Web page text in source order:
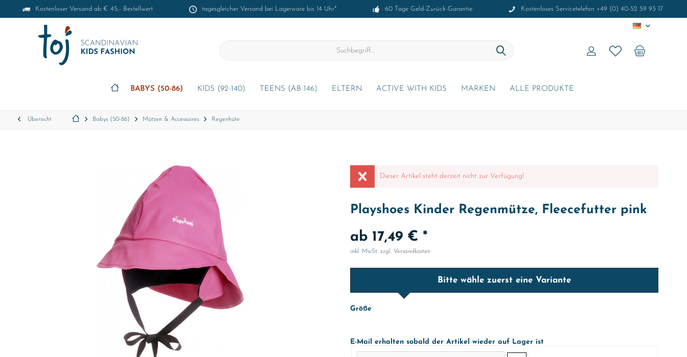
Kostenloser Versand ab € 45,- Bestellwert tagesgleicher Versand bei Lagerware bis 14 Uhr* 60 Tage Geld-Zurück-Garantie Kostenloses Servicetelefon +49 (0) 40-52 59 93 17
DE
BABYS (50-86) KIDS (92-140) TEENS (AB 146) ELTERN ACTIVE WITH KIDS MARKEN ALLE PRODUKTE
Übersicht Babys (50-86) Mützen & Accessoires Regenhüte
Dieser Artikel steht derzeit nicht zur Verfügung!
Playshoes Kinder Regenmütze, Fleecefutter pink
ab 17,49 € *
inkl. MwSt. zzgl. Versandkosten
Bitte wähle zuerst eine Variante
Größe
E-Mail erhalten sobald der Artikel wieder auf Lager ist